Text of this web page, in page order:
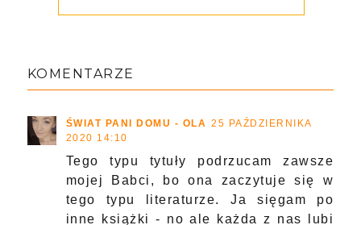
KOMENTARZE
ŚWIAT PANI DOMU - OLA 25 PAŹDZIERNIKA
2020 14:10
Tego typu tytuły podrzucam zawsze
mojej Babci, bo ona zaczytuje się w
tego typu literaturze. Ja sięgam po
inne książki - no ale każda z nas lubi